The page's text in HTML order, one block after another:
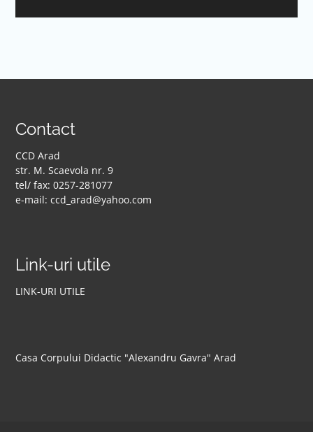
Contact
CCD Arad
str. M. Scaevola nr. 9
tel/ fax: 0257-281077
e-mail: ccd_arad@yahoo.com
Link-uri utile
LINK-URI UTILE
Casa Corpului Didactic "Alexandru Gavra" Arad